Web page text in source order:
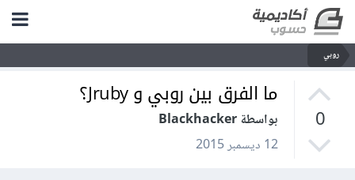
روبي
0
ما الفرق بين روبي و Jruby؟
بواسطة Blackhacker
12 ديسمبر 2015